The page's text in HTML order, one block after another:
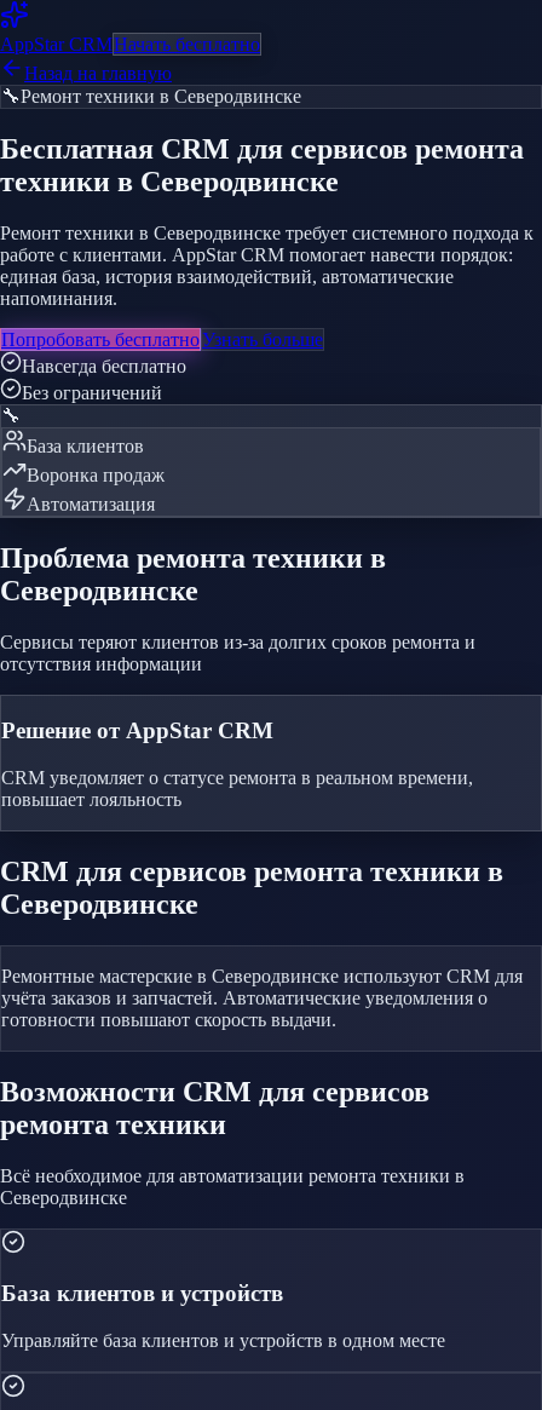
AppStarCRMНачать бесплатно
Назад на главную
🔧Ремонт техники в Северодвинске
Бесплатная CRM для сервисов ремонта
техники в Северодвинске
Ремонт техники в Северодвинске требует системного подхода к
работе с клиентами. AppStar CRM помогает навести порядок:
единая база, история взаимодействий, автоматические
напоминания.
Попробовать бесплатноУзнать больше
Навсегда бесплатно
Без ограничений
🔧
База клиентов
Воронка продаж
Автоматизация
Проблема ремонта техники в
Северодвинске
Сервисы теряют клиентов из-за долгих сроков ремонта и
отсутствия информации
Решение от AppStar CRM
CRM уведомляет о статусе ремонта в реальном времени,
повышает лояльность
CRM для сервисов ремонта техники в
Северодвинске
Ремонтные мастерские в Северодвинске используют CRM для
учёта заказов и запчастей. Автоматические уведомления о
готовности повышают скорость выдачи.
Возможности CRM для сервисов
ремонта техники
Всё необходимое для автоматизации ремонта техники в
Северодвинске
База клиентов и устройств
Управляйте база клиентов и устройств в одном месте